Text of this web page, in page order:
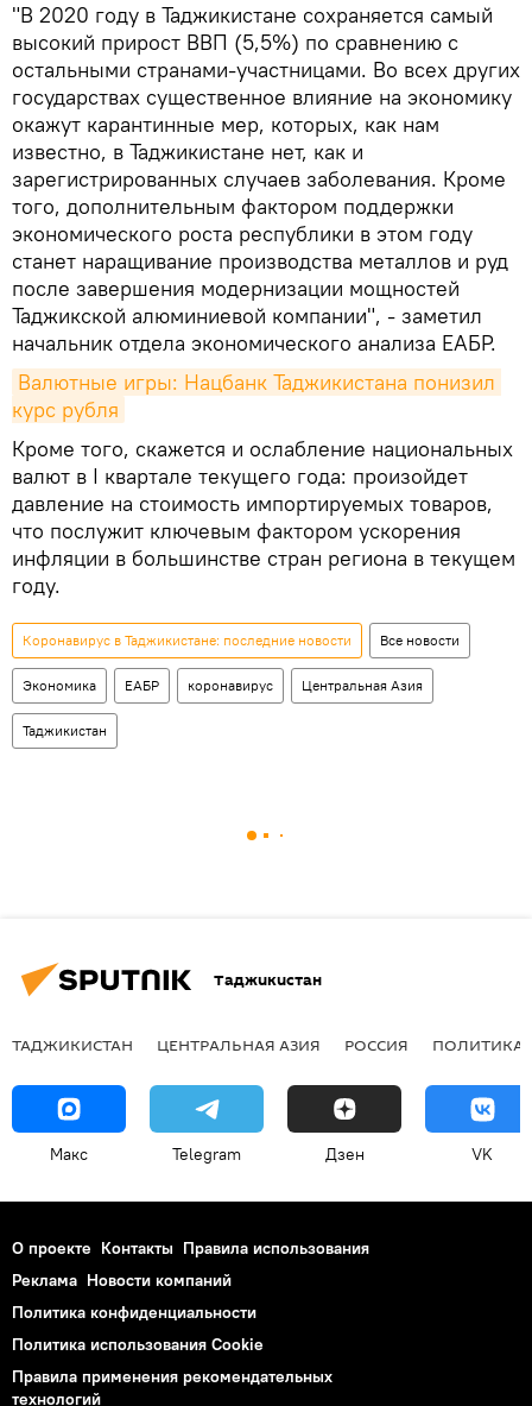
"В 2020 году в Таджикистане сохраняется самый
высокий прирост ВВП (5,5%) по сравнению с
остальными странами-участницами. Во всех других
государствах существенное влияние на экономику
окажут карантинные мер, которых, как нам
известно, в Таджикистане нет, как и
зарегистрированных случаев заболевания. Кроме
того, дополнительным фактором поддержки
экономического роста республики в этом году
станет наращивание производства металлов и руд
после завершения модернизации мощностей
Таджикской алюминиевой компании", - заметил
начальник отдела экономического анализа ЕАБР.
Валютные игры: Нацбанк Таджикистана понизил
курс рубля
Кроме того, скажется и ослабление национальных
валют в I квартале текущего года: произойдет
давление на стоимость импортируемых товаров,
что послужит ключевым фактором ускорения
инфляции в большинстве стран региона в текущем
году.
Коронавирус в Таджикистане: последние новости Все новости
Экономика ЕАБР коронавирус Центральная Азия
Таджикистан
Таджикистан
ТАДЖИКИСТАН ЦЕНТРАЛЬНАЯ АЗИЯ РОССИЯ ПОЛИТИКА
Макс Telegram Дзен VK
О проекте Контакты Правила использования
Реклама Новости компаний
Политика конфиденциальности
Политика использования Cookie
Правила применения рекомендательных
технологий